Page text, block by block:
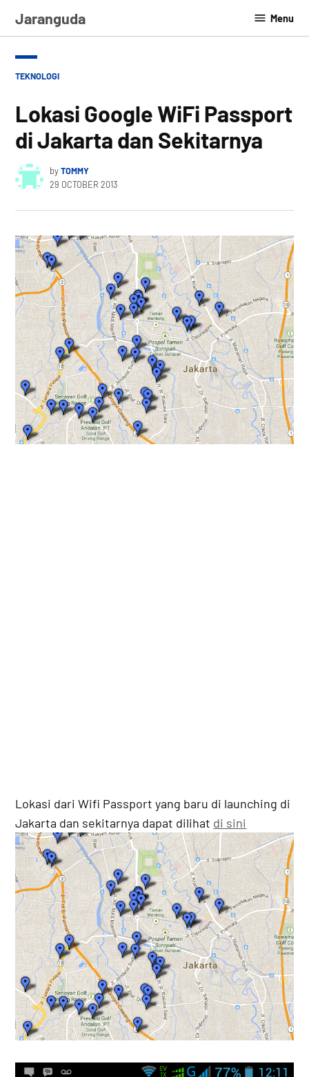
Jaranguda Menu
POSTED
TEKNOLOGI
Lokasi Google WiFi Passport
di Jakarta dan Sekitarnya
byTOMMY
29 OCTOBER 2013
Lokasi dari Wifi Passport yang baru di launching di
Jakarta dan sekitarnya dapat dilihat di sini